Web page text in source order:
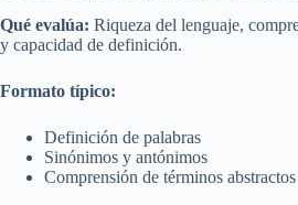
Qué evalúa: Riqueza del lenguaje,
y capacidad de definición.
Formato típico:
Definición de palabras
Sinónimos y antónimos
Comprensión de términos abstractos